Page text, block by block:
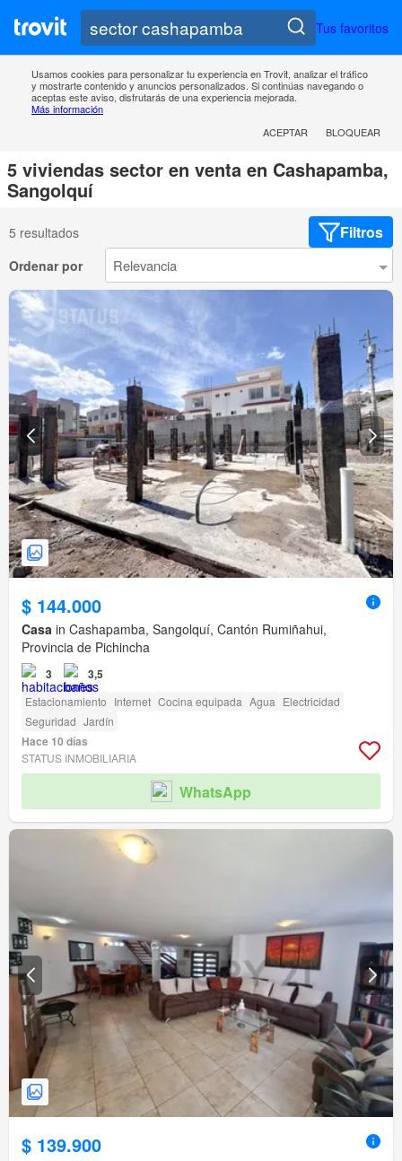
Tus favoritos
Usamos cookies para personalizar tu experiencia en Trovit, analizar el tráfico
y mostrarte contenido y anuncios personalizados. Si continúas navegando o
aceptas este aviso, disfrutarás de una experiencia mejorada.
Más información
ACEPTAR
BLOQUEAR
5 viviendas sector en venta en Cashapamba,
Sangolquí
5 resultados Filtros
Ordenar por
$ 144.000
Casa in Cashapamba, Sangolquí, Cantón Rumiñahui,
Provincia de Pichincha
3 3,5
Estacionamiento Internet Cocina equipada Agua Electricidad
Seguridad Jardín
Hace 10 días
STATUS INMOBILIARIA
WhatsApp
$ 139.900